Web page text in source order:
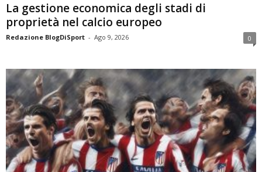
La gestione economica degli stadi di
proprietà nel calcio europeo
Redazione BlogDiSport - Ago 9, 2026 0